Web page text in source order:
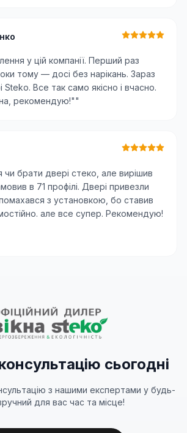
у цій компанії. Перший раз
тому — досі без нарікань. Зараз
Steko. Все так само якісно і вчасно.
рекомендую!""
чи брати двері стеко, але вирішив
в 71 профілі. Двері привезли
з установкою, бо ставив
але все супер. Рекомендую!
сьогодні
з нашими експертами у будь-
для вас час та місце!